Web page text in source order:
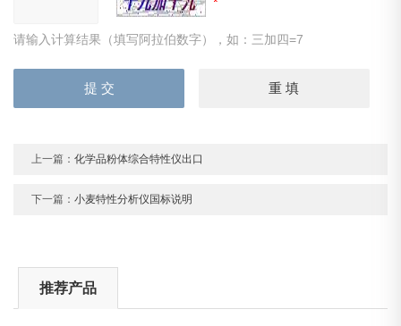
请输入计算结果（填写阿拉伯数字），如：三加四=7
上一篇：化学品粉体综合特性仪出口
下一篇：小麦特性分析仪国标说明
推荐产品